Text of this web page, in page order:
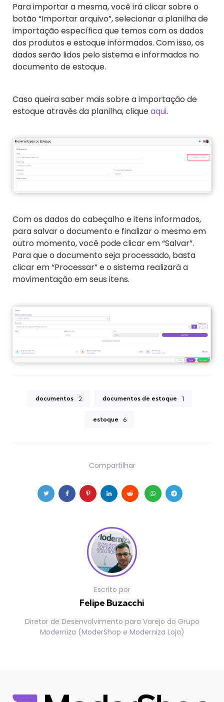
Para importar a mesma, você irá clicar sobre o
botão “Importar arquivo”, selecionar a planilha de
importação específica que temos com os dados
dos produtos e estoque informados. Com isso, os
dados serão lidos pelo sistema e informados no
documento de estoque.
Caso queira saber mais sobre a importação de
estoque através da planilha, cliqueaqui.
Com os dados do cabeçalho e itens informados,
para salvar o documento e finalizar o mesmo em
outro momento, você pode clicar em “Salvar”.
Para que o documento seja processado, basta
clicar em “Processar” e o sistema realizará a
movimentação em seus itens.
documentos 2 documentos de estoque 1
estoque 6
Compartilhar
Escrito por
Felipe Buzacchi
Diretor de Desenvolvimento para Varejo do Grupo
Moderniza (ModerShop e Moderniza Loja)